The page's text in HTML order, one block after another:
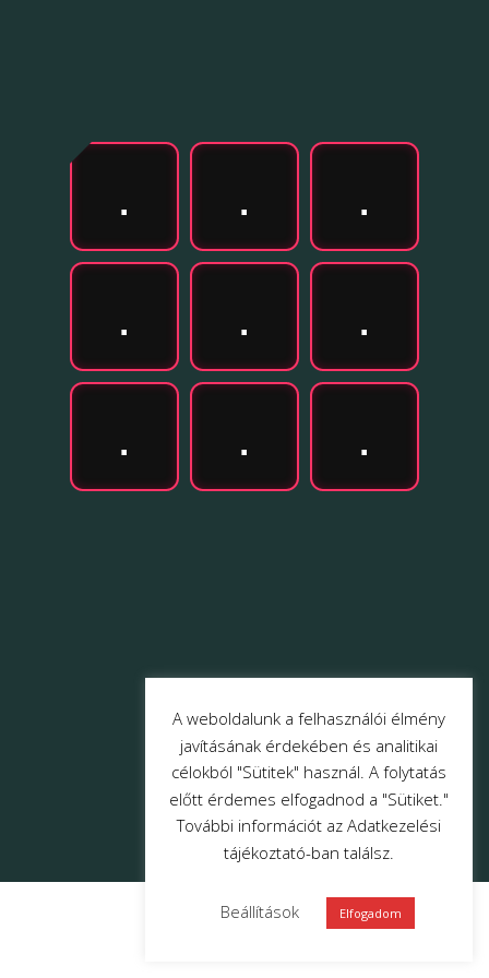
. . .
. . .
. . .
A weboldalunk a felhasználói élmény
javításának érdekében és analitikai
célokból "Sütitek" használ. A folytatás
előtt érdemes elfogadnod a "Sütiket."
További információt az Adatkezelési
tájékoztató-ban találsz.
Beállítások Elfogadom